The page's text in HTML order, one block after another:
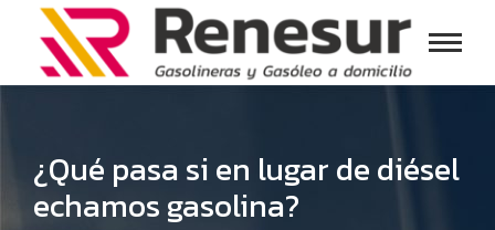
¿Qué pasa si en lugar de diésel
echamos gasolina?